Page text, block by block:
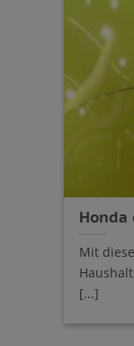
Honda
Mit
[...]